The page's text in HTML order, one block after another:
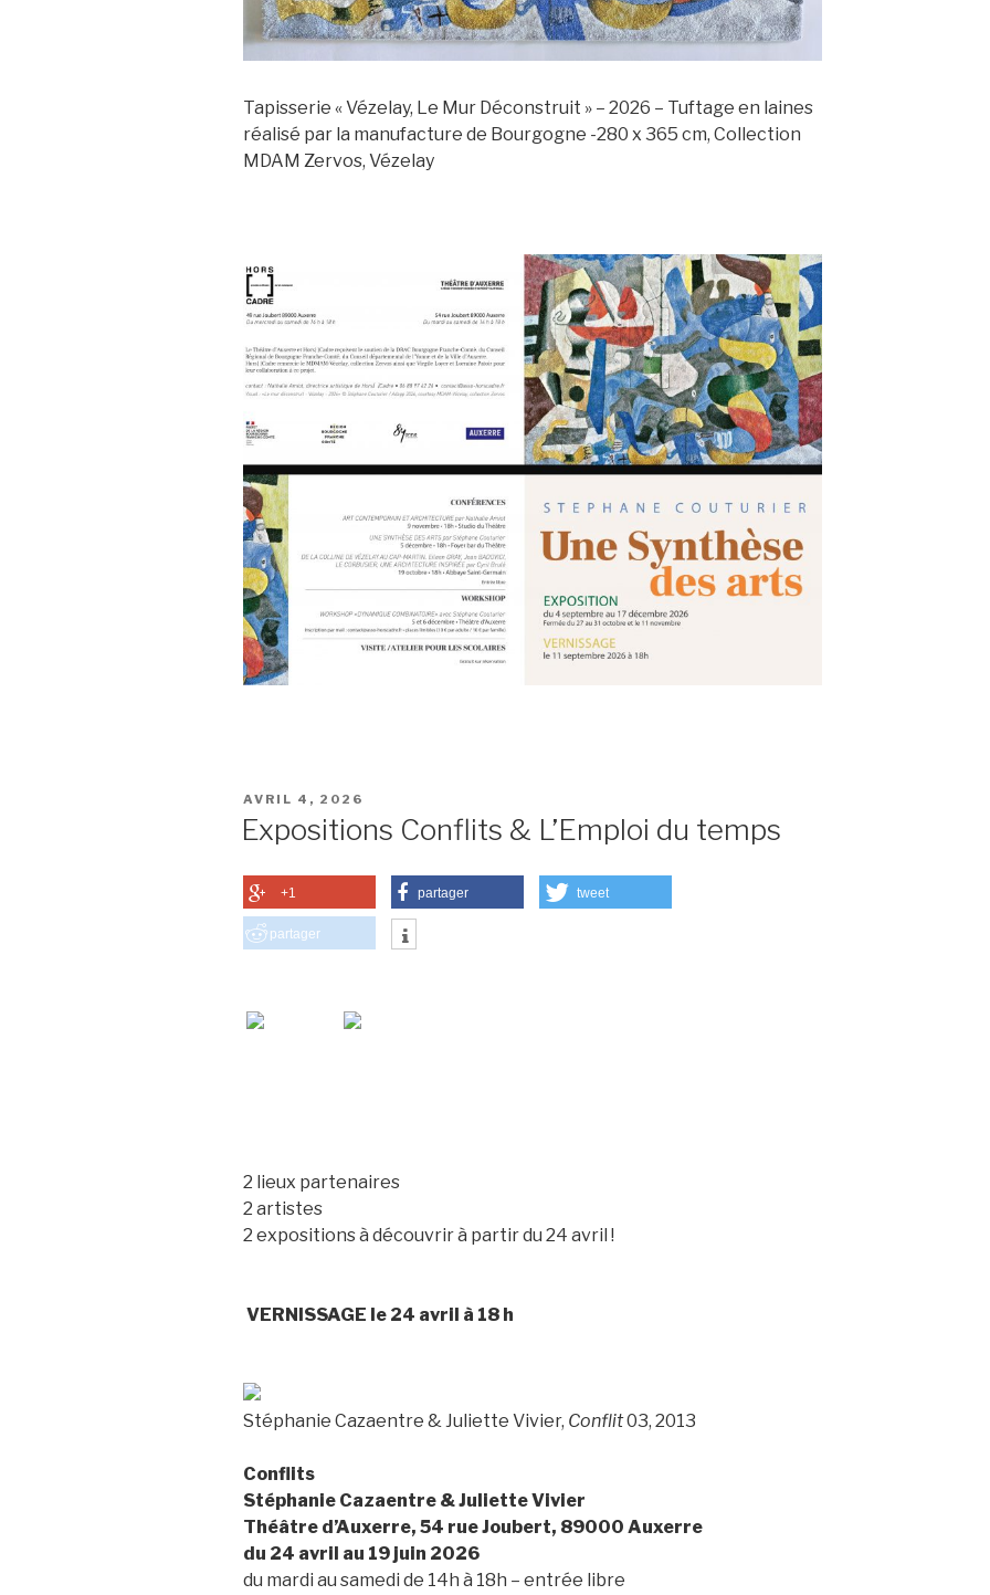
Tapisserie « Vézelay, Le Mur Déconstruit » – 2026 – Tuftage en laines
réalisé par la manufacture de Bourgogne -280 x 365 cm, Collection
MDAM Zervos, Vézelay
PUBLIÉ
AVRIL 4, 2026
Expositions Conflits & L’Emploi du temps
+1 partager tweet
partager
2 lieux partenaires
2 artistes
2 expositions à découvrir à partir du 24 avril !
VERNISSAGE le 24 avril à 18 h
Stéphanie Cazaentre & Juliette Vivier, Conflit03, 2013
Conflits
Stéphanie Cazaentre & Juliette Vivier
Théâtre d’Auxerre, 54 rue Joubert, 89000 Auxerre
du 24 avril au 19 juin 2026
du mardi au samedi de 14h à 18h – entrée libre